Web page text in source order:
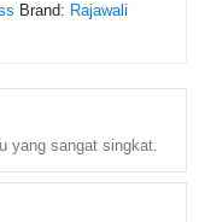
yang sangat singkat.
Brand: Rajawali